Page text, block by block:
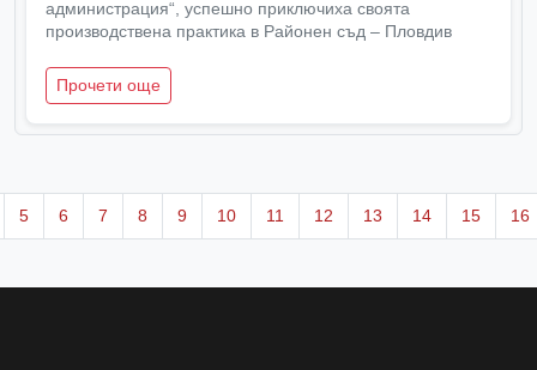
администрация“, успешно приключиха своята
производствена практика в Районен съд – Пловдив
Прочети още
5 6 7 8 9 10 11 12 13 14 15 16